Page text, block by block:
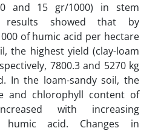
and 15 gr/1000) in stem
results showed that by
of humic acid per hectare
the highest yield (clay-loam
7800.3 and 5270 kg
In the loam-sandy soil, the
and chlorophyll content of
with increasing
humic acid. Changes in